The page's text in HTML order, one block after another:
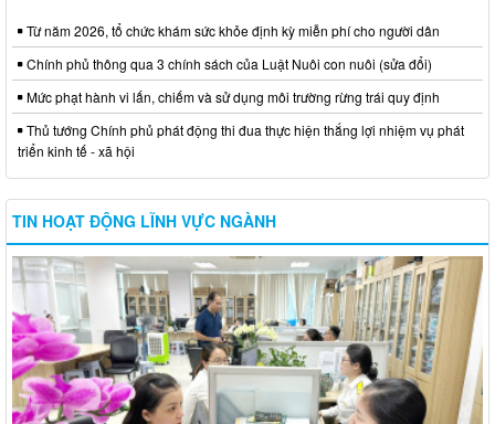
Từ năm 2026, tổ chức khám sức khỏe định kỳ miễn phí cho người dân
Chính phủ thông qua 3 chính sách của Luật Nuôi con nuôi (sửa đổi)
Mức phạt hành vi lấn, chiếm và sử dụng môi trường rừng trái quy định
Thủ tướng Chính phủ phát động thi đua thực hiện thắng lợi nhiệm vụ phát
triển kinh tế - xã hội
TIN HOẠT ĐỘNG LĨNH VỰC NGÀNH